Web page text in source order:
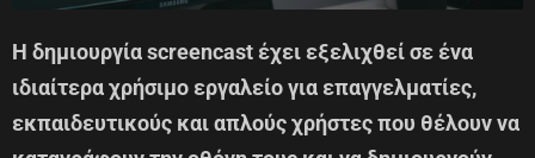
Η δημιουργία screencast έχει εξελιχθεί σε ένα
ιδιαίτερα χρήσιμο εργαλείο για επαγγελματίες,
εκπαιδευτικούς και απλούς χρήστες που θέλουν να